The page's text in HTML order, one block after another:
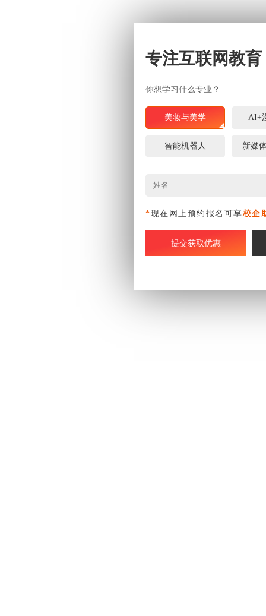
专注互联网教育
你想学习什么专业？
美妆与美学 AI+
智能机器人 新媒
*现在网上预约报名可享校企